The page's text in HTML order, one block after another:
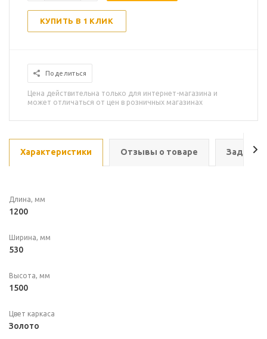
КУПИТЬ В 1 КЛИК
Поделиться
Цена действительна только для интернет-магазина и
может отличаться от цен в розничных магазинах
Характеристики Отзывы о товаре Задать
Длина, мм
1200
Ширина, мм
530
Высота, мм
1500
Цвет каркаса
Золото